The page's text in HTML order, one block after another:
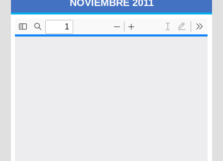
NOVIEMBRE 2011